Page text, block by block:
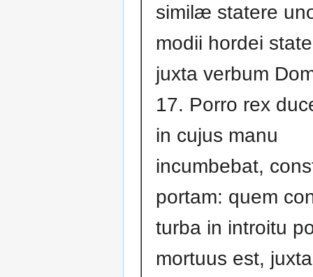
similæ statere
modii hordei
juxta verbum
17. Porro rex
in cujus manu
incumbebat,
portam: quem
turba in introitu
mortuus est,